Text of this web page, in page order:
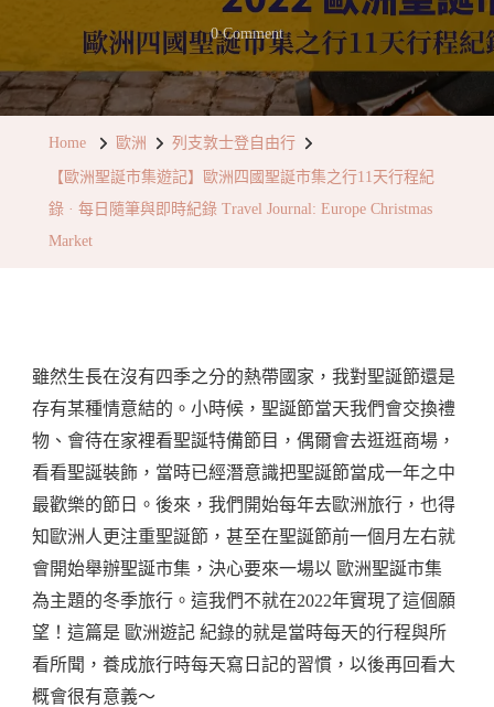
0 CommentOn
洲
四
國
聖
誕
市
集
之
行
11
天
Home 歐洲 列支敦士登自由行
【歐洲聖誕市集遊記】歐洲四國聖誕市集之行11天行程紀
錄 · 每日隨筆與即時紀錄 Travel Journal: Europe Christmas
Market
雖然生長在沒有四季之分的熱帶國家，我對聖誕節還是
存有某種情意結的。小時候，聖誕節當天我們會交換禮
物、會待在家裡看聖誕特備節目，偶爾會去逛逛商場，
看看聖誕裝飾，當時已經潛意識把聖誕節當成一年之中
最歡樂的節日。後來，我們開始每年去歐洲旅行，也得
知歐洲人更注重聖誕節，甚至在聖誕節前一個月左右就
會開始舉辦聖誕市集，決心要來一場以 歐洲聖誕市集
為主題的冬季旅行。這我們不就在2022年實現了這個願
望！這篇是 歐洲遊記 紀錄的就是當時每天的行程與所
看所聞，養成旅行時每天寫日記的習慣，以後再回看大
概會很有意義～